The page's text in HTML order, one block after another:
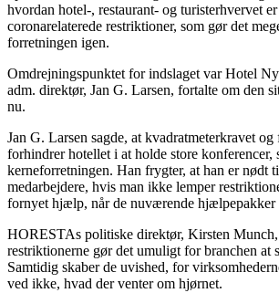
hvordan hotel-, restaurant- og turisterhvervet
coronarelaterede restriktioner, som gør det
forretningen igen.
Omdrejningspunktet for indslaget var Hotel
adm. direktør, Jan G. Larsen, fortalte om den
nu.
Jan G. Larsen sagde, at kvadratmeterkravet
forhindrer hotellet i at holde store konferencer,
kerneforretningen. Han frygter, at han er nødt
medarbejdere, hvis man ikke lemper
fornyet hjælp, når de nuværende hjælpepakker
HORESTAs politiske direktør, Kirsten Munch,
restriktionerne gør det umuligt for branchen at
Samtidig skaber de uvished, for
ved ikke, hvad der venter om hjørnet.